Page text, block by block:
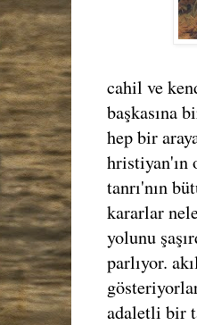
cahil ve
başkasına
hep bir
hristiyan'ın
tanrı'nın
kararlar
yolunu
parlıyor.
adaletli bir